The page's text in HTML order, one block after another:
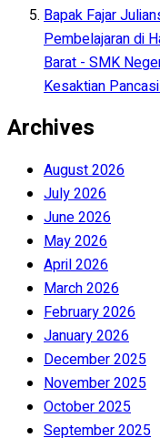
Bapak Fajar
Pembelajaran di
Barat - SMK
Kesaktian
Archives
August 2026
July 2026
June 2026
May 2026
April 2026
March 2026
February 2026
January 2026
December 2025
November 2025
October 2025
September 2025